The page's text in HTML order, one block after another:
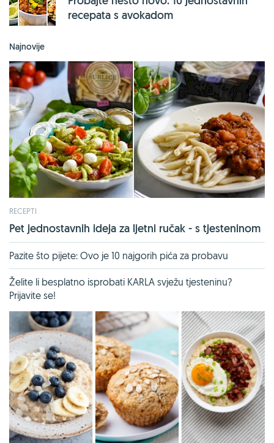
recepata s avokadom
Najnovije
RECEPTI
Pet jednostavnih ideja za ljetni ručak - s tjesteninom
Pazite što pijete: Ovo je 10 najgorih pića za probavu
Želite li besplatno isprobati KARLA svježu tjesteninu?
Prijavite se!